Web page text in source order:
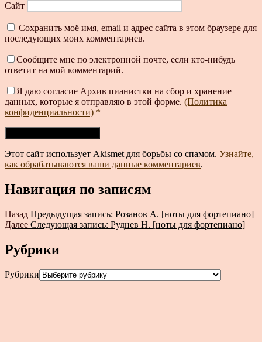
Сайт
Сохранить моё имя, email и адрес сайта в этом браузере для
последующих моих комментариев.
Сообщите мне по электронной почте, если кто-нибудь
ответит на мой комментарий.
Я даю согласие Архив пианистки на сбор и хранение
данных, которые я отправляю в этой форме. (Политика
конфиденциальности) *
Этот сайт использует Akismet для борьбы со спамом. Узнайте,
как обрабатываются ваши данные комментариев.
Навигация по записям
Назад Предыдущая запись: Розанов А. [ноты для фортепиано]
Далее Следующая запись: Руднев Н. [ноты для фортепиано]
Рубрики
Рубрики